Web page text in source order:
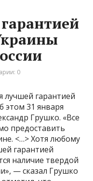
0
лучшей гарантией
этом 31 января
Грушко. «Все
предоставить
<…> Хотя любому
гарантией
наличие твердой
— сказал Грушко